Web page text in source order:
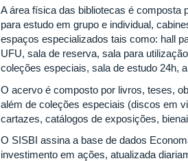
A área física das bibliotecas é
para estudo em grupo e individual,
espaços especializados tais como: hall
UFU, sala de reserva, sala para
coleções especiais, sala de estudo 24h,
O acervo é composto por livros, teses,
além de coleções especiais (discos em
cartazes, catálogos de exposições,
O SISBI assina a base de dados
investimento em ações, atualizada